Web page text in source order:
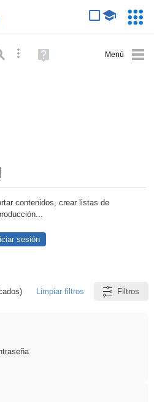
Búsqueda avanzada
Ayuda
(en
contenidos, crear listas de
sesión
Limpiar filtros Filtros